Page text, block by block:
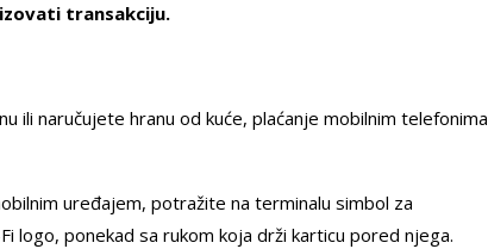
transakciju.
ili naručujete hranu od kuće, plaćanje mobilnim telefonima
uređajem, potražite na terminalu simbol za
logo, ponekad sa rukom koja drži karticu pored njega.